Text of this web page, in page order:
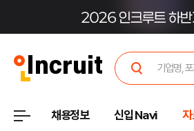
채용정보 신입 Navi